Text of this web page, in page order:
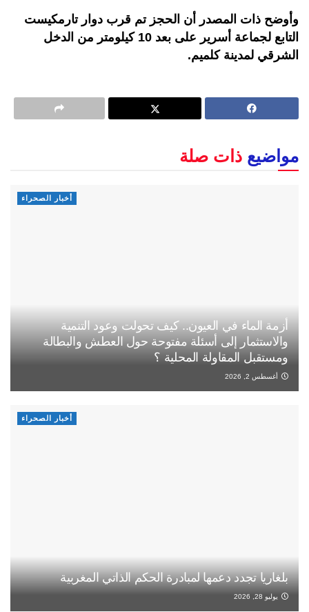
وأوضح ذات المصدر أن الحجز تم قرب دوار تارمكيست
التابع لجماعة أسرير على بعد 10 كيلومتر من الدخل
الشرقي لمدينة كلميم.
مواضيع ذات صلة
أخبار الصحراء
أزمة الماء في العيون.. كيف تحولت وعود التنمية
والاستثمار إلى أسئلة مفتوحة حول العطش والبطالة
ومستقبل المقاولة المحلية ؟
أغسطس 2, 2026
أخبار الصحراء
بلغاريا تجدد دعمها لمبادرة الحكم الذاتي المغربية
يوليو 28, 2026